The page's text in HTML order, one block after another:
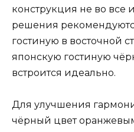
конструкция не во все
решения
гостиную в восточной
японскую гостиную
встроится идеально.
Для улучшения
чёрный цвет